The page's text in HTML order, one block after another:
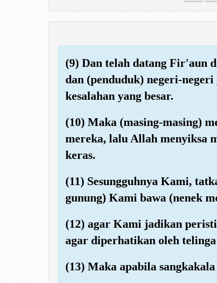
(9) Dan telah datang Fir'aun
dan (penduduk) negeri-
kesalahan yang besar.
(10) Maka (masing-masing)
mereka, lalu Allah menyiksa
keras.
(11) Sesungguhnya Kami,
gunung) Kami bawa (nenek
(12) agar Kami jadikan
agar diperhatikan oleh
(13) Maka apabila